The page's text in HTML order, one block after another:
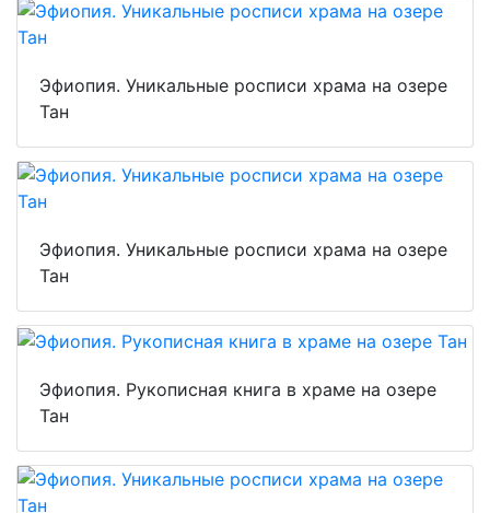
Эфиопия. Уникальные росписи храма на озере
Тан
Эфиопия. Уникальные росписи храма на озере
Тан
Эфиопия. Рукописная книга в храме на озере
Тан